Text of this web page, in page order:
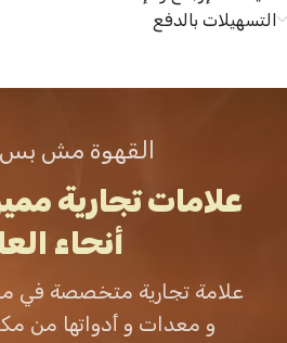
التسهيلات بالدفع
القهوة مش بس
علامات تجارية
أنحاء
علامة تجارية متخصصة في
و معدات و أدواتها من